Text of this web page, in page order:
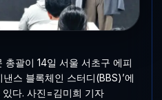
괄이 14일 서울 서초구 에피
스 블록체인 스터디(BBS)’에
다. 사진=김미희 기자